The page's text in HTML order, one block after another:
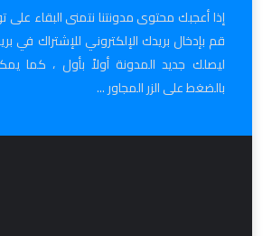
إذا أعجبك محتوى مدونتنا نتمنى البقاء
قم بإدخال بريدك الإلكتروني للإشتراك في
ليصلك جديد المدونة أولاً بأول ، كما
بالضغط على الزر المجاور ...